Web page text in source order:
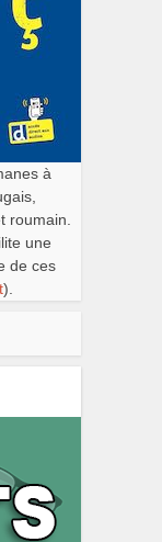
à
roumain.
une
de ces
).